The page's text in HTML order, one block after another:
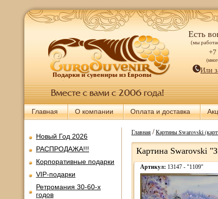
Есть
(мы
+7
Или
Главная О компании Оплата и доставка
Новый Год 2026
РАСПРОДАЖА!!!
Корпоративные подарки
VIP-подарки
Ретромания 30-60-х
годов
Главная/Картины Swarovski
Картина Swarovski
Артикул: 13147 - "1109"